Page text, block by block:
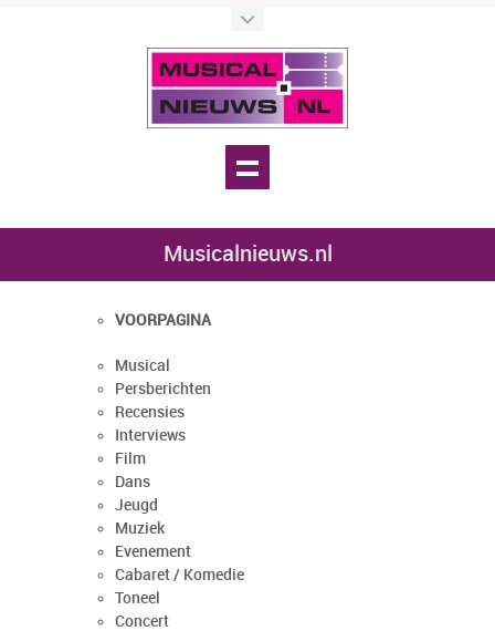
Musicalnieuws.nl
VOORPAGINA
Musical
Persberichten
Recensies
Interviews
Film
Dans
Jeugd
Muziek
Evenement
Cabaret / Komedie
Toneel
Concert